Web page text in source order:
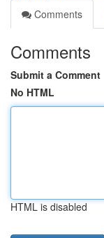
Comments
Comments
Submit a Comment
No HTML
HTML is disabled